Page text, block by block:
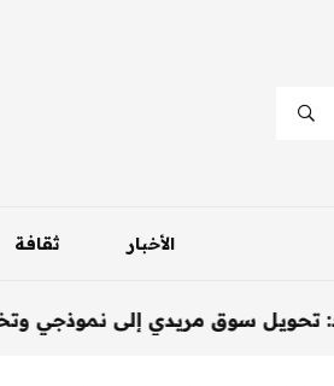
الأخبار ثقافة
إلى نموذجي وتخصيص 600 محل للمتجاوزين